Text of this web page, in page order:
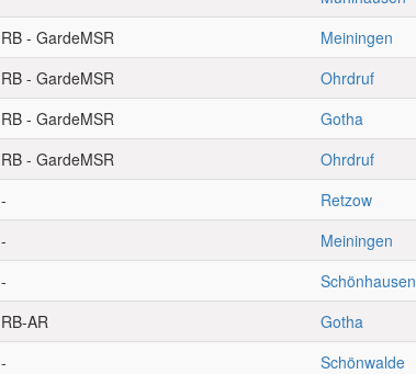
RB - GardeMSR
Meiningen
RB - GardeMSR
Ohrdruf
RB - GardeMSR
Gotha
RB - GardeMSR
Ohrdruf
-
Retzow
-
Meiningen
-
Schönhausen
RB-AR
Gotha
- Schönwalde